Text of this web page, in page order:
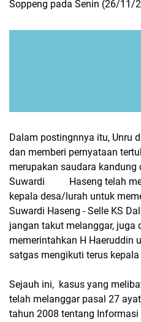
Soppeng pada Senin (26/11/
Dalam postingnnya itu, Unru
dan memberi pernyataan
merupakan saudara kandung
Suwardi Haseng telah
kepala desa/lurah untuk
Suwardi Haseng - Selle KS
jangan takut melanggar, juga
memerintahkan H Haeruddin
satgas mengikuti terus
Sejauh ini, kasus yang
telah melanggar pasal 27
tahun 2008 tentang